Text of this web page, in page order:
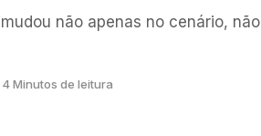
não apenas no cenário, não
4 Minutos de leitura